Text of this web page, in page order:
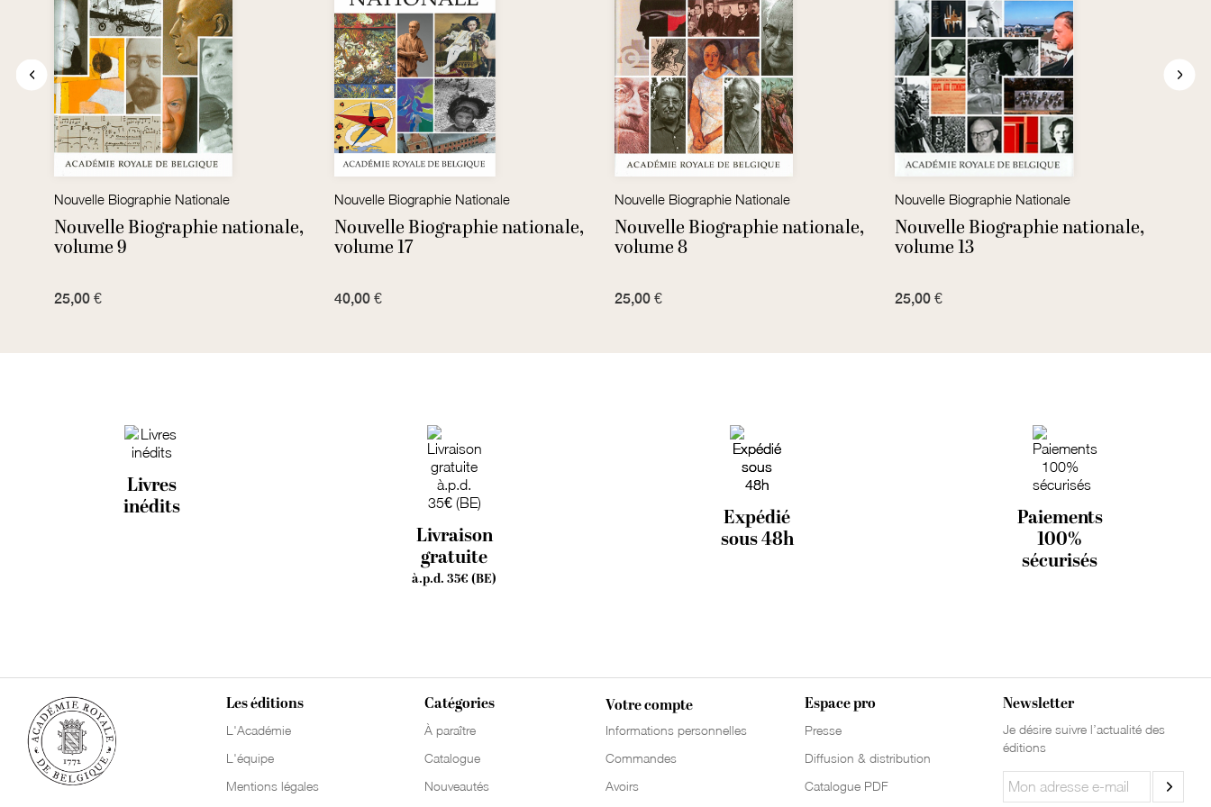
Nouvelle Biographie Nationale
Nouvelle Biographie nationale,
volume 9
25,00 €
Nouvelle Biographie Nationale
Nouvelle Biographie nationale,
volume 17
40,00 €
Nouvelle Biographie Nationale
Nouvelle Biographie nationale,
volume 8
25,00 €
Nouvelle Biographie Nationale
Nouvelle Biographie nationale,
volume 13
25,00 €
Livres
inédits
Livraison
gratuite
à.p.d. 35€ (BE)
Expédié
sous 48h
Paiements
100%
sécurisés
Les éditions
L'Académie
L'équipe
Mentions légales
Catégories
À paraître
Catalogue
Nouveautés
Votre compte
Informations personnelles
Commandes
Avoirs
Espace pro
Presse
Diffusion & distribution
Catalogue PDF
Newsletter
Je désire suivre l’actualité des
éditions